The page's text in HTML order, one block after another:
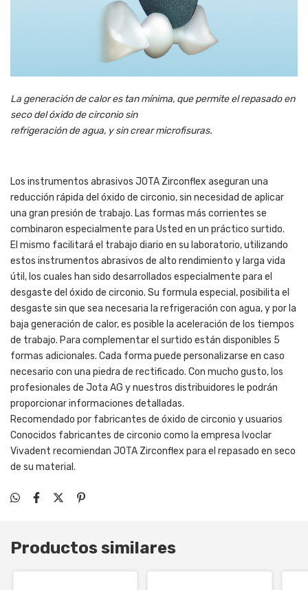
La generación de calor es tan mínima, que permite el repasado en
seco del óxido de circonio sin
refrigeración de agua, y sin crear microfisuras.
Los instrumentos abrasivos JOTA Zirconflex aseguran una
reducción rápida del óxido de circonio, sin necesidad de aplicar
una gran presión de trabajo. Las formas más corrientes se
combinaron especialmente para Usted en un práctico surtido.
El mismo facilitará el trabajo diario en su laboratorio, utilizando
estos instrumentos abrasivos de alto rendimiento y larga vida
útil, los cuales han sido desarrollados especialmente para el
desgaste del óxido de circonio. Su formula especial, posibilita el
desgaste sin que sea necesaria la refrigeración con agua, y por la
baja generación de calor, es posible la aceleración de los tiempos
de trabajo. Para complementar el surtido están disponibles 5
formas adicionales. Cada forma puede personalizarse en caso
necesario con una piedra de rectificado. Con mucho gusto, los
profesionales de Jota AG y nuestros distribuidores le podrán
proporcionar informaciones detalladas.
Recomendado por fabricantes de óxido de circonio y usuarios
Conocidos fabricantes de circonio como la empresa Ivoclar
Vivadent recomiendan JOTA Zirconflex para el repasado en seco
de su material.
Productos similares